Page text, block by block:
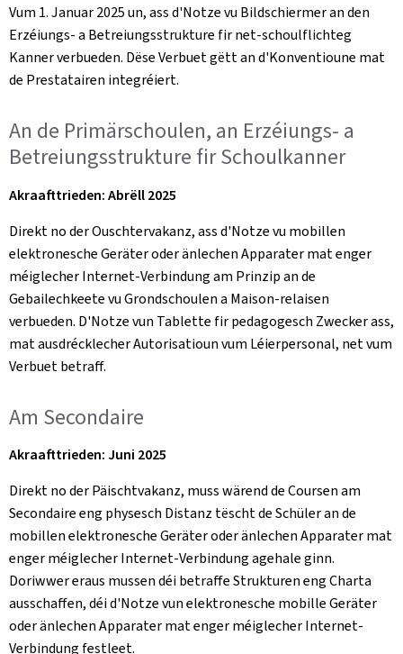
Vum 1. Januar 2025 un, ass d'Notze vu Bildschiermer an den
Erzéiungs- a Betreiungsstrukture fir net-schoulflichteg
Kanner verbueden. Dëse Verbuet gëtt an d'Konventioune mat
de Prestatairen integréiert.
An de Primärschoulen, an Erzéiungs- a
Betreiungsstrukture fir Schoulkanner
Akraafttrieden: Abrëll 2025
Direkt no der Ouschtervakanz, ass d'Notze vu mobillen
elektronesche Geräter oder änlechen Apparater mat enger
méiglecher Internet-Verbindung am Prinzip an de
Gebailechkeete vu Grondschoulen a Maison-relaisen
verbueden. D'Notze vun Tablette fir pedagogesch Zwecker ass,
mat ausdrécklecher Autorisatioun vum Léierpersonal, net vum
Verbuet betraff.
Am Secondaire
Akraafttrieden: Juni 2025
Direkt no der Päischtvakanz, muss wärend de Coursen am
Secondaire eng physesch Distanz tëscht de Schüler an de
mobillen elektronesche Geräter oder änlechen Apparater mat
enger méiglecher Internet-Verbindung agehale ginn.
Doriwwer eraus mussen déi betraffe Strukturen eng Charta
ausschaffen, déi d'Notze vun elektronesche mobille Geräter
oder änlechen Apparater mat enger méiglecher Internet-
Verbindung festleet.